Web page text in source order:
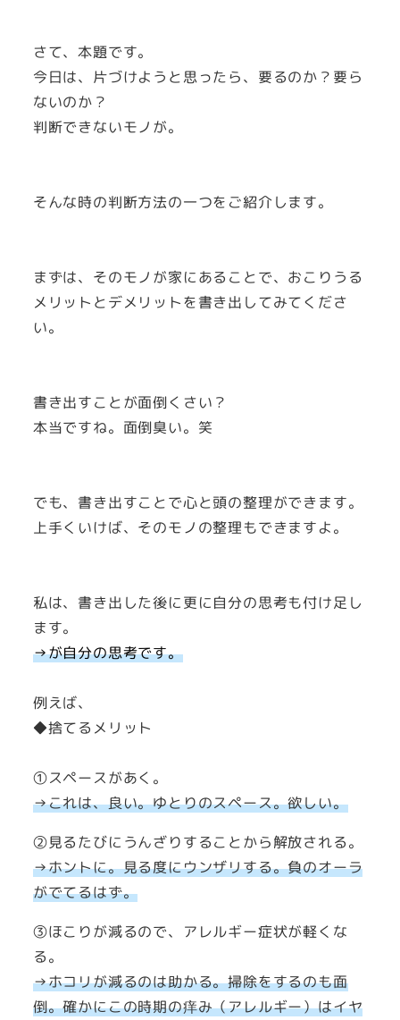
さて、本題です。
今日は、片づけようと思ったら、要るのか？要ら
ないのか？
判断できないモノが。
そんな時の判断方法の一つをご紹介します。
まずは、そのモノが家にあることで、おこりうる
メリットとデメリットを書き出してみてくださ
い。
書き出すことが面倒くさい？
本当ですね。面倒臭い。笑
でも、書き出すことで心と頭の整理ができます。
上手くいけば、そのモノの整理もできますよ。
私は、書き出した後に更に自分の思考も付け足し
ます。
→が自分の思考です。
例えば、
◆捨てるメリット
①スペースがあく。
→これは、良い。ゆとりのスペース。欲しい。
②見るたびにうんざりすることから解放される。
→ホントに。見る度にウンザリする。負のオーラ
がでてるはず。
③ほこりが減るので、アレルギー症状が軽くな
る。
→ホコリが減るのは助かる。掃除をするのも面
倒。確かにこの時期の痒み（アレルギー）はイヤ